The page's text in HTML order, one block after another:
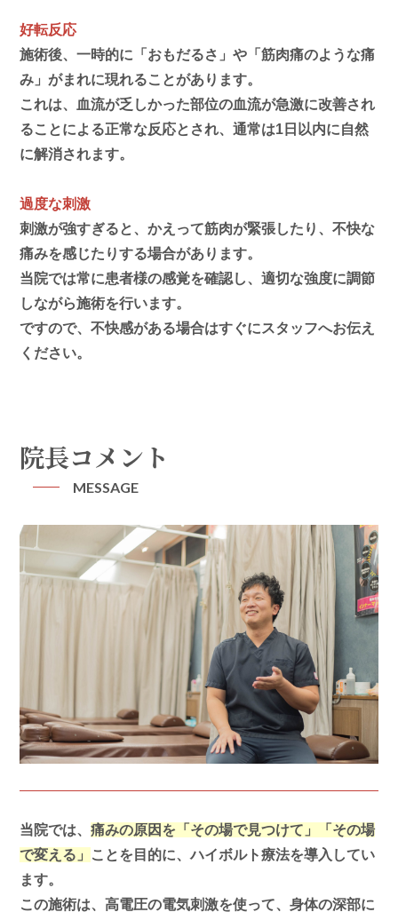
好転反応
施術後、一時的に「おもだるさ」や「筋肉痛のような痛
み」がまれに現れることがあります。
これは、血流が乏しかった部位の血流が急激に改善され
ることによる正常な反応とされ、通常は1日以内に自然
に解消されます。
過度な刺激
刺激が強すぎると、かえって筋肉が緊張したり、不快な
痛みを感じたりする場合があります。
当院では常に患者様の感覚を確認し、適切な強度に調節
しながら施術を行います。
ですので、不快感がある場合はすぐにスタッフへお伝え
ください。
院長コメント
MESSAGE
当院では、痛みの原因を「その場で見つけて」「その場
で変える」 ことを目的に、ハイボルト療法を導入してい
ます。
この施術は、高電圧の電気刺激を使って、身体の深部に